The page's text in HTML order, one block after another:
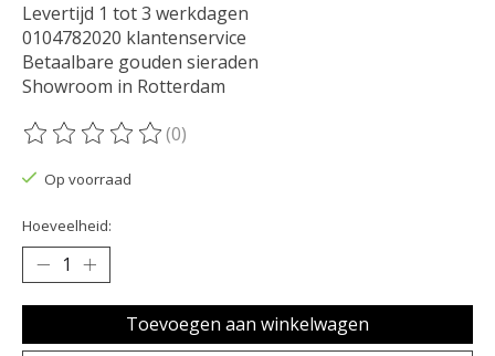
Levertijd 1 tot 3 werkdagen
0104782020 klantenservice
Betaalbare gouden sieraden
Showroom in Rotterdam
De beoordeling van dit product is
(0)
Op voorraad
Hoeveelheid:
Toevoegen aan winkelwagen